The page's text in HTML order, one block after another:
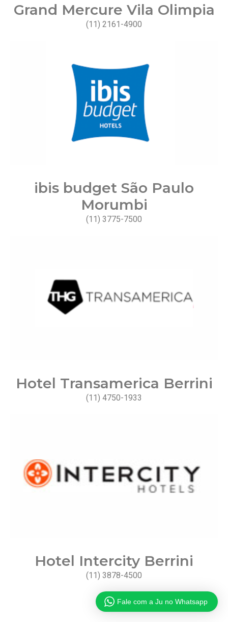
Grand Mercure Vila Olimpia
(11) 2161-4900
ibis budget São Paulo
Morumbi
(11) 3775-7500
Hotel Transamerica Berrini
(11) 4750-1933
Hotel Intercity Berrini
(11) 3878-4500
Fale com a Ju no Whatsapp